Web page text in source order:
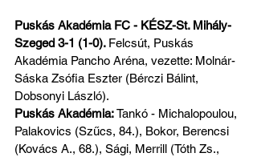
Puskás Akadémia FC - KÉSZ-St. Mihály-
Szeged 3-1 (1-0). Felcsút, Puskás
Akadémia Pancho Aréna, vezette: Molnár-
Sáska Zsófia Eszter (Bérczi Bálint,
Dobsonyi László).
Puskás Akadémia: Tankó - Michalopoulou,
Palakovics (Szűcs, 84.), Bokor, Berencsi
(Kovács A., 68.), Sági, Merrill (Tóth Zs.,